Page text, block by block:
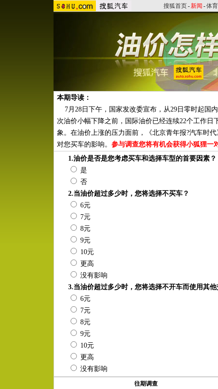
搜狐首页-新闻 -体育
本期导读：
7月28日下午，国家发改委宣布，从29日零时起国
次油价小幅下降之前，国际油价已经连续22个工作
象。在油价上涨的压力面前，《北京青年报?汽车时
对您买车的影响。 参与调查您将有机会获得小狐狸一
1.油价是否是您考虑买车和选择车型的首要因素？
是
否
2.当油价超过多少时，您将选择不买车？
6元
7元
8元
9元
10元
更高
没有影响
3.当油价超过多少时，您将选择不开车而使用其
6元
7元
8元
9元
10元
更高
没有影响
往期调查